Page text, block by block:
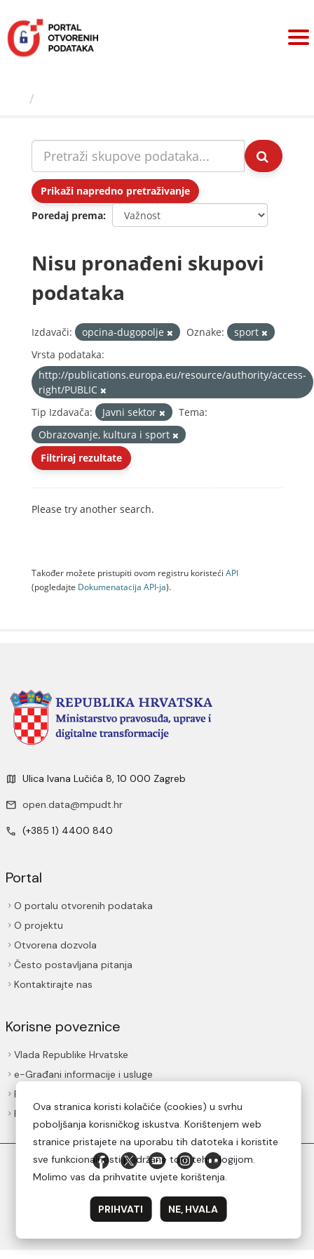
sadržaj
Prikaži napredno pretraživanje
Poredaj prema
Nisu pronađeni skupovi
podataka
Izdavači: opcina-dugopolje Oznake:
sport
Vrsta podataka:
http://publications.europa.eu/resource/authority/access-
right/PUBLIC
Tip Izdavača:
Javni sektor
Tema:
Obrazovanje, kultura i sport
Filtriraj rezultate
Please try another search.
Također možete pristupiti ovom registru koristeći API
(pogledajte Dokumenаtаcijа API-jа).